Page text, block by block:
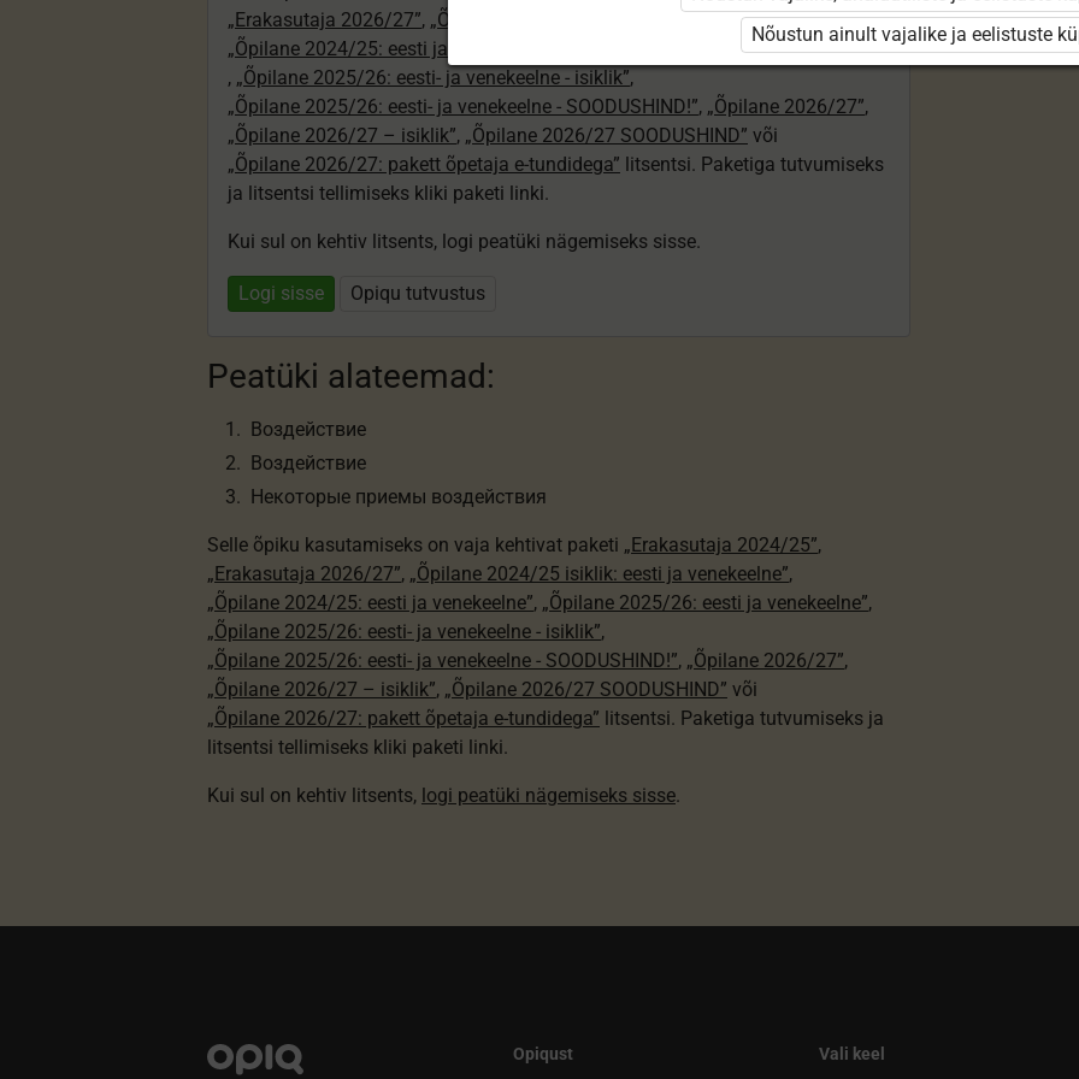
„Erakasutaja 2026/27”, „Õpilane 2024/25 isiklik: eesti ja venekeelne”,
„Õpilane 2024/25: eesti ja venekeelne”
„Õpilane 2025/26: eesti ja venekeelne”
, „Õpilane 2025/26: eesti- ja venekeelne - isiklik”,
„Õpilane 2025/26: eesti- ja venekeelne - SOODUSHIND!”, „Õpilane 2026/27”,
„Õpilane 2026/27 – isiklik”, „Õpilane 2026/27 SOODUSHIND” või
„Õpilane 2026/27: pakett õpetaja e-tundidega” litsentsi. Paketiga tutvumiseks
ja litsentsi tellimiseks kliki paketi linki.
Kui sul on kehtiv litsents, logi peatüki nägemiseks sisse.
Logi sisse Opiqu tutvustus
Peatüki alateemad:
Воздействие
Воздействие
Некоторые приемы воздействия
Selle õpiku kasutamiseks on vaja kehtivat paketi „Erakasutaja 2024/25”,
„Erakasutaja 2026/27”, „Õpilane 2024/25 isiklik: eesti ja venekeelne”,
„Õpilane 2024/25: eesti ja venekeelne”, „Õpilane 2025/26: eesti ja venekeelne”,
„Õpilane 2025/26: eesti- ja venekeelne - isiklik”,
„Õpilane 2025/26: eesti- ja venekeelne - SOODUSHIND!”, „Õpilane 2026/27”,
„Õpilane 2026/27 – isiklik”, „Õpilane 2026/27 SOODUSHIND” või
„Õpilane 2026/27: pakett õpetaja e-tundidega” litsentsi. Paketiga tutvumiseks ja
litsentsi tellimiseks kliki paketi linki.
Kui sul on kehtiv litsents, logi peatüki nägemiseks sisse.
Opiqust Vali keel
Nõustun ainult vajalike ja eelistuste